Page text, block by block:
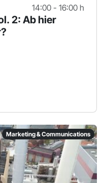
14:00 - 16:00 h
2: Ab hier
Marketing & Communications